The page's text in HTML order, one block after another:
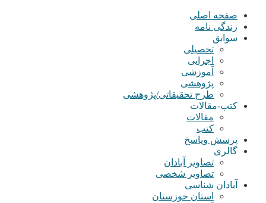
صفحه اصلی
زندگی نامه
سوابق
تحصیلی
اجرایی
آموزشی
پژوهشی
طرح تحقیقاتی/پژوهشی
کتب-مقالات
مقالات
کتب
پرسش وپاسخ
گالری
تصاویر آبادان
تصاویر شخصی
آبادان شناسی
استان خوزستان